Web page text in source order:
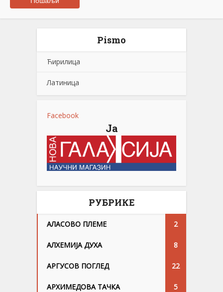
Pismo
Ћирилица
Латиница
Facebook
Ја
РУБРИКЕ
АЛАСОВО ПЛЕМЕ 2
АЛХЕМИЈА ДУХА 8
АРГУСОВ ПОГЛЕД 22
АРХИМЕДОВА ТАЧКА 5